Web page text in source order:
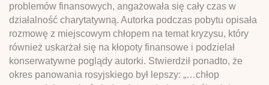
problemów finansowych, angażowała się cały czas w
działalność charytatywną. Autorka podczas pobytu opisała
rozmowę z miejscowym chłopem na temat kryzysu, który
również uskarżał się na kłopoty finansowe i podzielał
konserwatywne poglądy autorki. Stwierdził ponadto, że
okres panowania rosyjskiego był lepszy: „…chłop